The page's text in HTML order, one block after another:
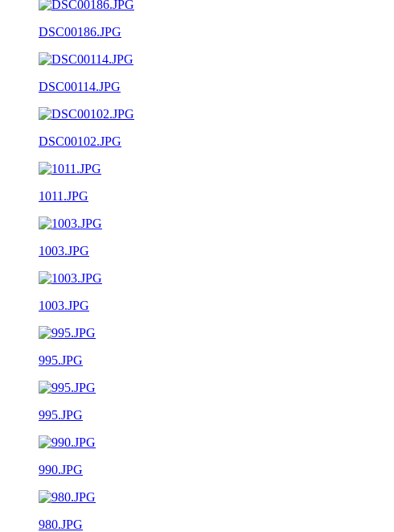
DSC00186.JPG
DSC00114.JPG
DSC00102.JPG
1011.JPG
1003.JPG
1003.JPG
995.JPG
995.JPG
990.JPG
980.JPG